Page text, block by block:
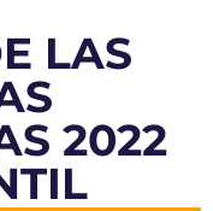
LAS
2022